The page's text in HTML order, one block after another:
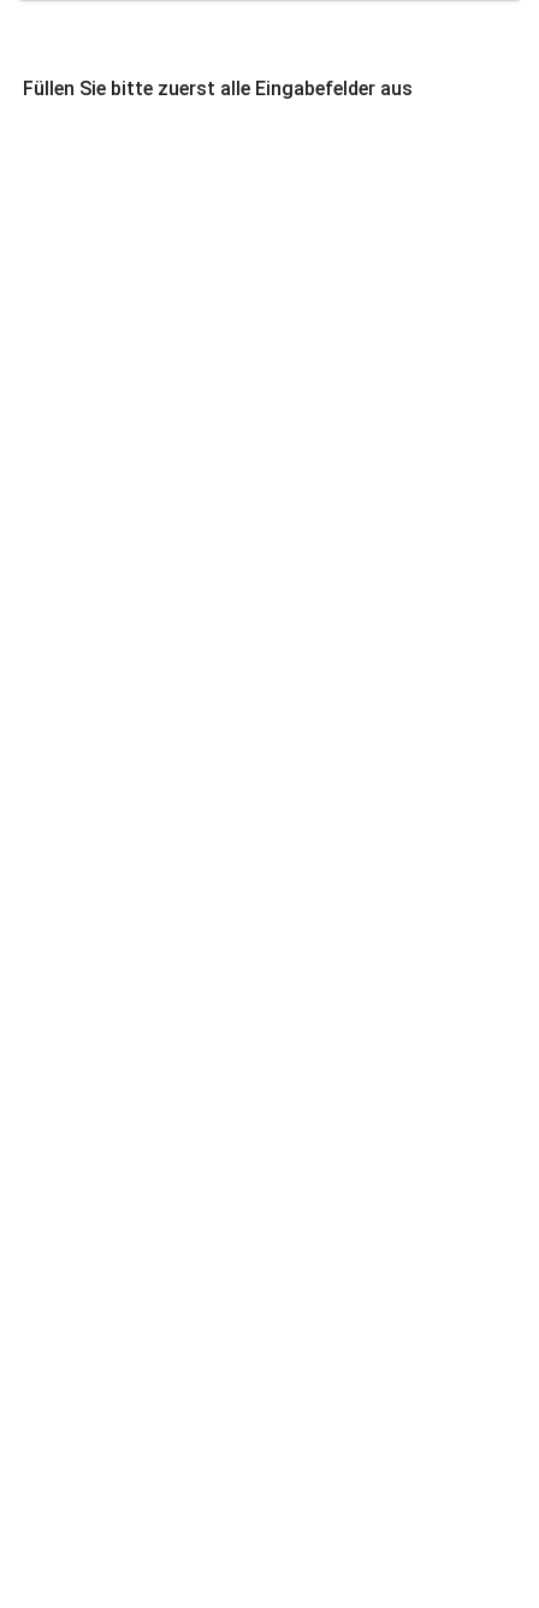
Füllen Sie bitte zuerst alle Eingabefelder aus